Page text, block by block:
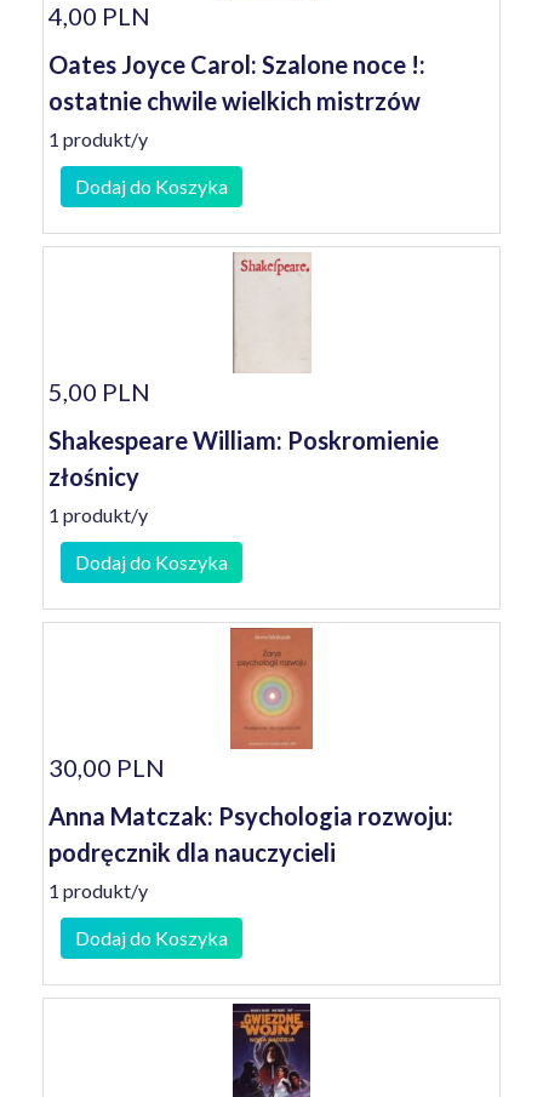
4,00 PLN
Oates Joyce Carol: Szalone noce !:
ostatnie chwile wielkich mistrzów
1 produkt/y
Dodaj do Koszyka
5,00 PLN
Shakespeare William: Poskromienie
złośnicy
1 produkt/y
Dodaj do Koszyka
30,00 PLN
Anna Matczak: Psychologia rozwoju:
podręcznik dla nauczycieli
1 produkt/y
Dodaj do Koszyka